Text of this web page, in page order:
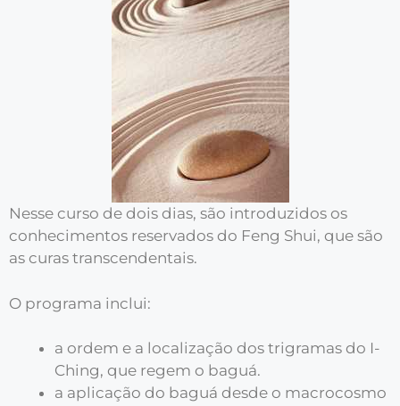
Nesse curso de dois dias, são introduzidos os
conhecimentos reservados do Feng Shui, que são
as curas transcendentais.
O programa inclui:
a ordem e a localização dos trigramas do I-
Ching, que regem o baguá.
a aplicação do baguá desde o macrocosmo